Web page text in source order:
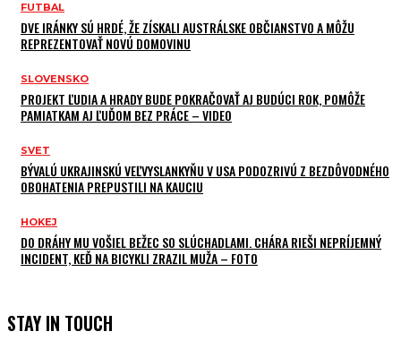
FUTBAL
DVE IRÁNKY SÚ HRDÉ, ŽE ZÍSKALI AUSTRÁLSKE OBČIANSTVO A MÔŽU
REPREZENTOVAŤ NOVÚ DOMOVINU
SLOVENSKO
PROJEKT ĽUDIA A HRADY BUDE POKRAČOVAŤ AJ BUDÚCI ROK, POMÔŽE
PAMIATKAM AJ ĽUĎOM BEZ PRÁCE – VIDEO
SVET
BÝVALÚ UKRAJINSKÚ VEĽVYSLANKYŇU V USA PODOZRIVÚ Z BEZDÔVODNÉHO
OBOHATENIA PREPUSTILI NA KAUCIU
HOKEJ
DO DRÁHY MU VOŠIEL BEŽEC SO SLÚCHADLAMI. CHÁRA RIEŠI NEPRÍJEMNÝ
INCIDENT, KEĎ NA BICYKLI ZRAZIL MUŽA – FOTO
STAY IN TOUCH